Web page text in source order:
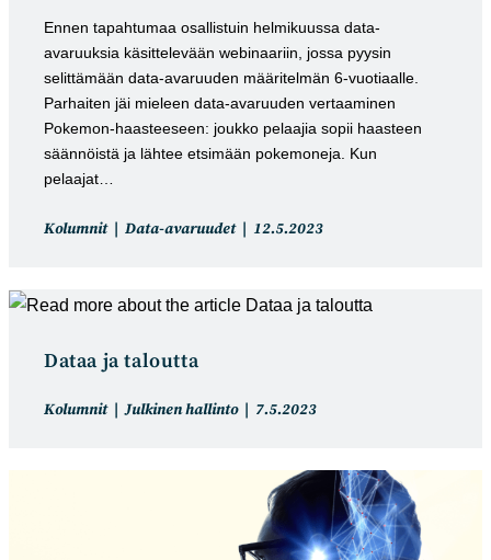
Ennen tapahtumaa osallistuin helmikuussa data-
avaruuksia käsittelevään webinaariin, jossa pyysin
selittämään data-avaruuden määritelmän 6-vuotiaalle.
Parhaiten jäi mieleen data-avaruuden vertaaminen
Pokemon-haasteeseen: joukko pelaajia sopii haasteen
säännöistä ja lähtee etsimään pokemoneja. Kun
pelaajat…
Artikkelin
Kolumnit Data-avaruudet
Artikkeli
12.5.2023
Dataa ja taloutta
Artikkelin
Kolumnit Julkinen hallinto
Artikkeli
7.5.2023